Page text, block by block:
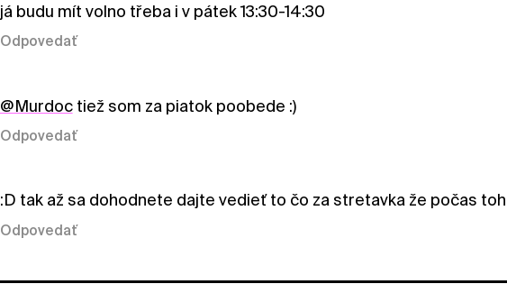
já budu mít volno třeba i v pátek 13:30-14:30
Odpovedať
@Murdoctiež som za piatok poobede :)
Odpovedať
:D tak až sa dohodnete dajte vedieť to čo za stretavka že počas
Odpovedať